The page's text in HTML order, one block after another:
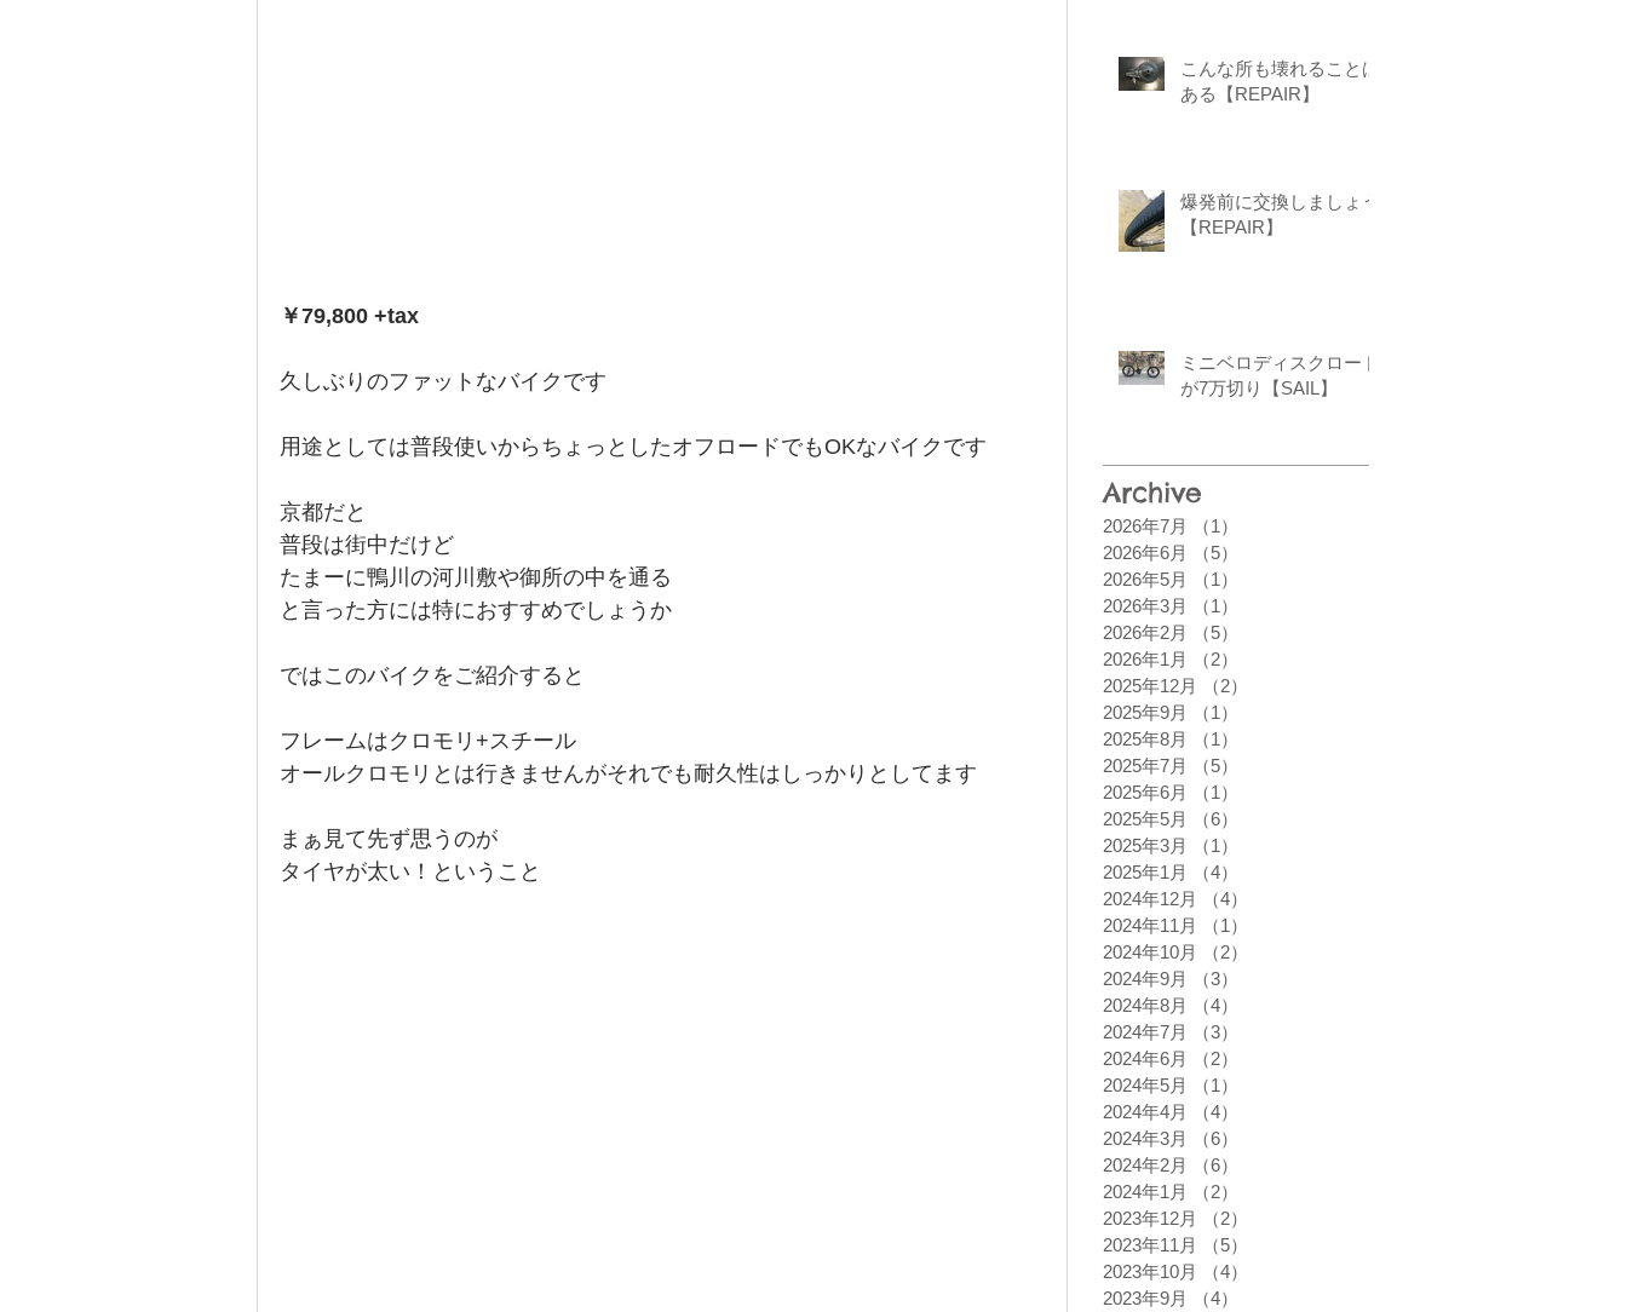
￥79,800 +tax
久しぶりのファットなバイクです
用途としては普段使いからちょっとしたオフロードでもOKなバイクです
京都だと
普段は街中だけど
たまーに鴨川の河川敷や御所の中を通る
と言った方には特におすすめでしょうか
ではこのバイクをご紹介すると
フレームはクロモリ+スチール
オールクロモリとは行きませんがそれでも耐久性はしっかりとしてます
まぁ見て先ず思うのが
タイヤが太い！ということ
こんな所も壊れることは
ある【REPAIR】
爆発前に交換しましょう
【REPAIR】
ミニベロディスクロード
が7万切り【SAIL】
Archive
2026年7月 （1）
2026年6月
（5）
2026年5月
（1）
2026年3月
（1）
2026年2月
（5）
2026年1月
（2）
2025年12月
（2）
2025年9月
（1）
2025年8月
（1）
2025年7月
（5）
2025年6月
（1）
2025年5月
（6）
2025年3月
（1）
2025年1月
（4）
2024年12月
（4）
2024年11月
（1）
2024年10月
（2）
2024年9月
（3）
2024年8月
（4）
2024年7月
（3）
2024年6月
（2）
2024年5月
（1）
2024年4月
（4）
2024年3月
（6）
2024年2月
（6）
2024年1月
（2）
2023年12月
（2）
2023年11月
（5）
2023年10月
（4）
2023年9月
（4）